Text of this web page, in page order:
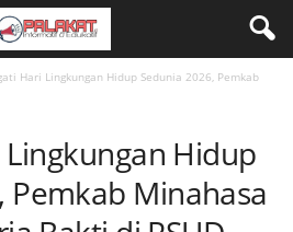
Hari Lingkungan Hidup Sedunia 2026, Pemkab
Hidup
Pemkab Minahasa